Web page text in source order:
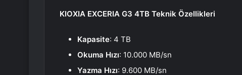
KIOXIA EXCERIA G3 4TB Teknik Özellikleri
Kapasite: 4 TB
Okuma Hızı: 10.000 MB/sn
Yazma Hızı: 9.600 MB/sn